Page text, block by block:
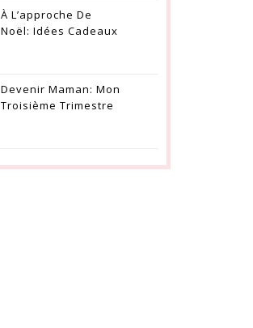
À L’approche De
Noël: Idées Cadeaux
Devenir Maman: Mon
Troisième Trimestre